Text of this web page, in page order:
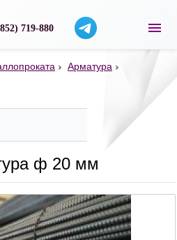
материалы со склада в
719-880
Арматура
ф 20 мм